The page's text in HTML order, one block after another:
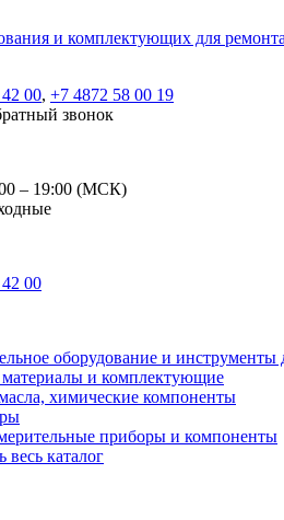
и комплектующих для
00, +7 4872 58 00 19
звонок
– 19:00 (МСК)
00
оборудование и инструменты
материалы и комплектующие
химические компоненты
приборы и компоненты
весь каталог